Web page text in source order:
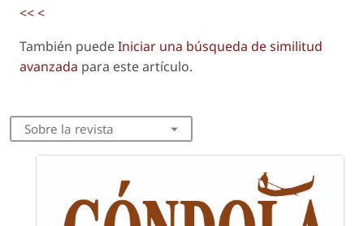
<<<
También puedeIniciar una búsqueda de similitud
avanzada para este artículo.
Sobre la revista